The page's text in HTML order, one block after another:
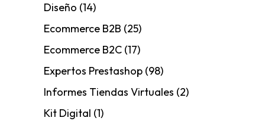
Diseño (14)
Ecommerce B2B (25)
Ecommerce B2C (17)
Expertos Prestashop (98)
Informes Tiendas Virtuales (2)
Kit Digital (1)